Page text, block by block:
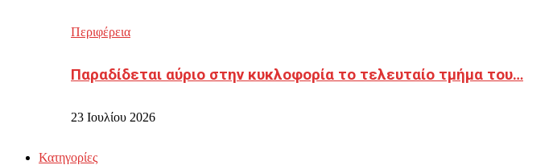
Περιφέρεια
Παραδίδεται αύριο στην κυκλοφορία το τελευταίο τμήμα του…
23 Ιουλίου 2026
Κατηγορίες